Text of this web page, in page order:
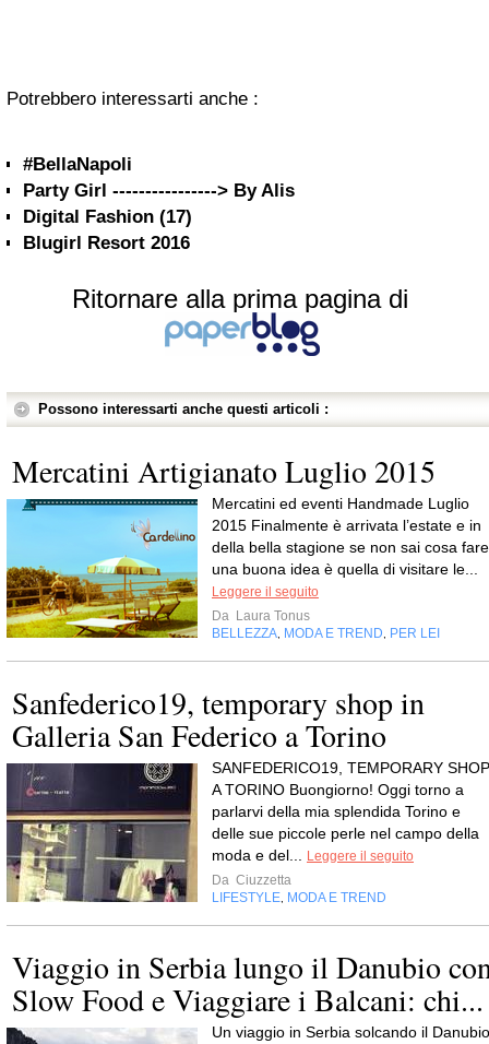
Potrebbero interessarti anche :
#BellaNapoli
Party Girl ----------------> By Alis
Digital Fashion (17)
Ritornare alla prima pagina di
Possono interessarti anche questi articoli :
Mercatini Artigianato Luglio 2015
Mercatini ed eventi Handmade Luglio
2015 Finalmente è arrivata l’estate e in
della bella stagione se non sai cosa fare
una buona idea è quella di visitare le...
Leggere il seguito
Da Laura Tonus
BELLEZZA, MODA E TREND, PER LEI
Sanfederico19, temporary shop in
Galleria San Federico a Torino
SANFEDERICO19, TEMPORARY SHOP
A TORINO Buongiorno! Oggi torno a
parlarvi della mia splendida Torino e
delle sue piccole perle nel campo della
moda e del... Leggere il seguito
Da Ciuzzetta
LIFESTYLE, MODA E TREND
Viaggio in Serbia lungo il Danubio
Slow Food e Viaggiare i Balcani: chi...
Un viaggio in Serbia solcando il